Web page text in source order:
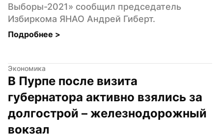
Выборы-2021» сообщил председатель
Избиркома ЯНАО Андрей Гиберт.
Подробнее >
Экономика
В Пурпе после визита
губернатора активно взялись за
долгострой – железнодорожный
вокзал